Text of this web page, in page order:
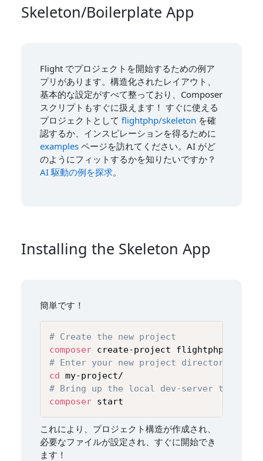
Skeleton/Boilerplate App
Flight でプロジェクトを開始するための例ア
プリがあります。構造化されたレイアウト、
基本的な設定がすべて整っており、Composer
スクリプトもすぐに扱えます！ すぐに使える
プロジェクトとして flightphp/skeleton を確
認するか、インスピレーションを得るために
examples ページを訪れてください。AI がど
のようにフィットするかを知りたいですか？
AI 駆動の例を探求。
Installing the Skeleton App
簡単です！
# Create the new project
composer
# Enter your new project directory
cd
# Bring up the local dev-server to get
composer start
これにより、プロジェクト構造が作成され、
必要なファイルが設定され、すぐに開始でき
ます！